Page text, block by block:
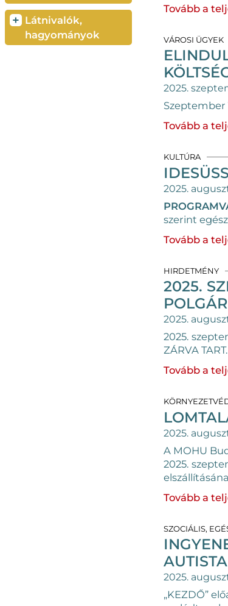
+ Látnivalók,
hagyományok
Tovább a
VÁROSI ÜGYEK
2025.
Szeptember
Tovább a
KULTÚRA
2025.
szerint
Tovább a
HIRDETMÉNY
2025.
2025.
2025.
ZÁRVA TART.
Tovább a
2025.
A MOHU
2025.
Tovább a
SZOCIÁLIS,
2025.
„KEZDŐ”